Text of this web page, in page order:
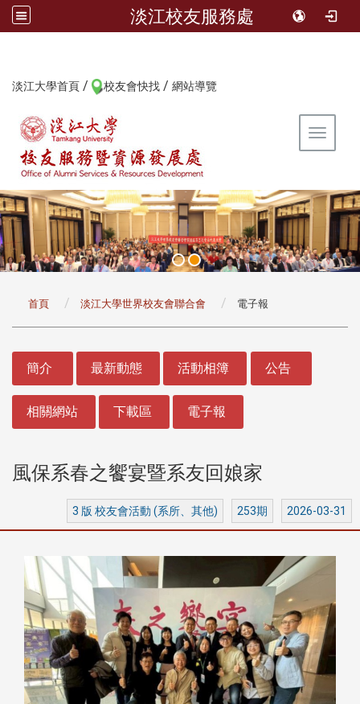
淡江校友服務處
淡江大學首頁 / 校友會快找 / 網站導覽
Toggle
首頁 淡江大學世界校友會聯合會 電子報
簡介 最新動態 活動相簿 公告
相關網站 下載區 電子報
風保系春之饗宴暨系友回娘家
3 版 校友會活動 (系所、其他) 253期 2026-03-31